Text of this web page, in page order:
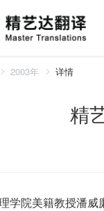
2003年 详情
精
学院美籍教授潘